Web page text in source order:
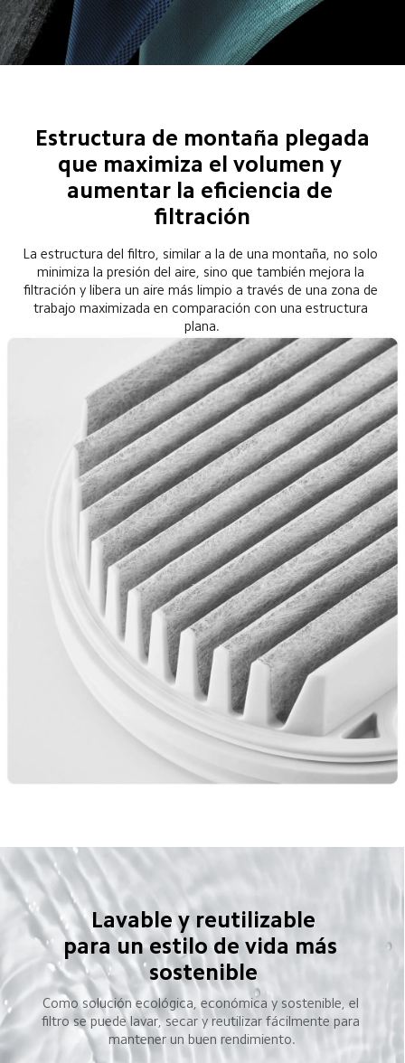
Estructura de montaña plegada
que maximiza el volumen y
aumentar la eficiencia de
filtración
La estructura del filtro, similar a la de una montaña, no solo
minimiza la presión del aire, sino que también mejora la
filtración y libera un aire más limpio a través de una zona de
trabajo maximizada en comparación con una estructura
plana.
Lavable y reutilizable
para un estilo de vida más
sostenible
Como solución ecológica, económica y sostenible, el
filtro se puede lavar, secar y reutilizar fácilmente para
mantener un buen rendimiento.